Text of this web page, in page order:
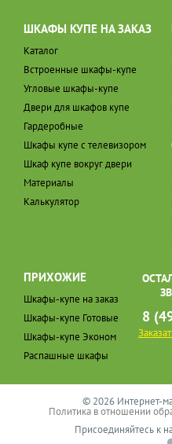
ШКАФЫ КУПЕ НА ЗАКАЗ
Каталог
Встроенные шкафы-купе
Угловые шкафы-купе
Двери для шкафов купе
Гардеробные
Шкафы купе с телевизором
Шкаф купе вокруг двери
Материалы
Калькулятор
ПРИХОЖИЕ
Шкафы-купе на заказ
Шкафы-купе Готовые
Шкафы-купе Эконом
Распашные шкафы
8
© 2026 Интернет-
Политика в отношении
Присоединяйтесь к